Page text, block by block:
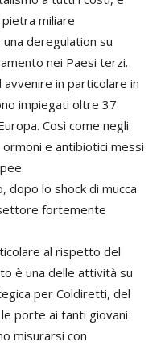
miliare
una deregulation su
nei Paesi terzi.
in particolare in
impiegati oltre 37
Così come negli
e antibiotici messi
dopo lo shock di mucca
fortemente
al rispetto del
è una delle attività su
per Coldiretti, del
porte ai tanti giovani
misurarsi con